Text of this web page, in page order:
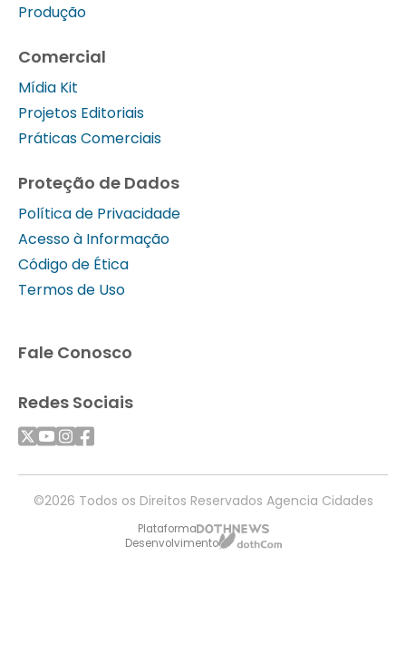
Produção
Comercial
Mídia Kit
Projetos Editoriais
Práticas Comerciais
Proteção de Dados
Política de Privacidade
Acesso à Informação
Código de Ética
Termos de Uso
Fale Conosco
Redes Sociais
©2026 Todos os Direitos Reservados Agencia Cidades
Plataforma
Desenvolvimento